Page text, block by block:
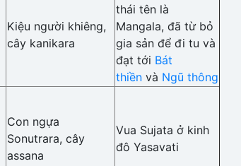
Kiệu người khiêng,
cây kanikara
thái tên là
Mangala, đã từ bỏ
gia sản để đi tu và
đạt tới Bát
thiền và Ngũ thông
Con ngựa
Sonutrara, cây
assana
Vua Sujata ở kinh
đô Yasavati